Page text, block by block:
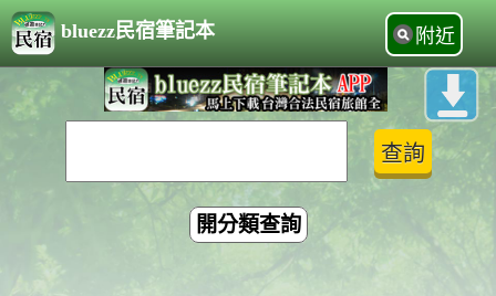
bluezz民宿筆記本 附近
開分類查詢